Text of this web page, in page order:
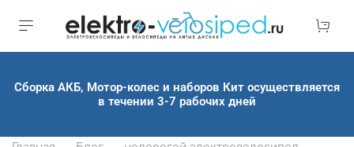
Сборка АКБ, Мотор-колес и наборов Кит осуществляется
в течении 3-7 рабочих дней